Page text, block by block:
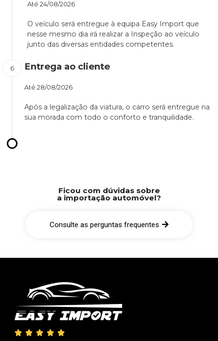
Até 24/08/2026
O veículo será entregue à equipa Easy Import que
nesse mesmo dia irá realizar a Inspeção ao veículo
junto das diversas entidades competentes.
Entrega ao cliente
Até 28/08/2026
Após a legalização da viatura, o carro será entregue na
sua morada com todo o conforto e tranquilidade.
Ficou com dúvidas sobre
a importação automóvel?
Consulte as perguntas frequentes
    